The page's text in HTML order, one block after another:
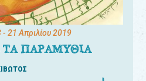
- 21 Απριλίου 2019
ΠΑΡΑΜΥΘΙΑ